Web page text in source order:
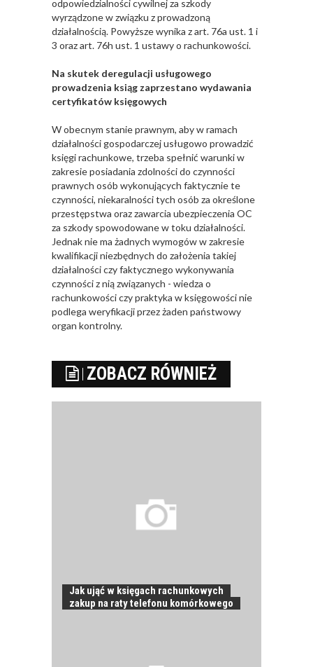
odpowiedzialności cywilnej za szkody
wyrządzone w związku z prowadzoną
działalnością. Powyższe wynika z art. 76a ust. 1 i
3 oraz art. 76h ust. 1 ustawy o rachunkowości.
Na skutek deregulacji usługowego
prowadzenia ksiąg zaprzestano wydawania
certyfikatów księgowych
W obecnym stanie prawnym, aby w ramach
działalności gospodarczej usługowo prowadzić
księgi rachunkowe, trzeba spełnić warunki w
zakresie posiadania zdolności do czynności
prawnych osób wykonujących faktycznie te
czynności, niekaralności tych osób za określone
przestępstwa oraz zawarcia ubezpieczenia OC
za szkody spowodowane w toku działalności.
Jednak nie ma żadnych wymogów w zakresie
kwalifikacji niezbędnych do założenia takiej
działalności czy faktycznego wykonywania
czynności z nią związanych - wiedza o
rachunkowości czy praktyka w księgowości nie
podlega weryfikacji przez żaden państwowy
organ kontrolny.
ZOBACZ RÓWNIEŻ
Jak ująć w księgach rachunkowych
zakup na raty telefonu komórkowego